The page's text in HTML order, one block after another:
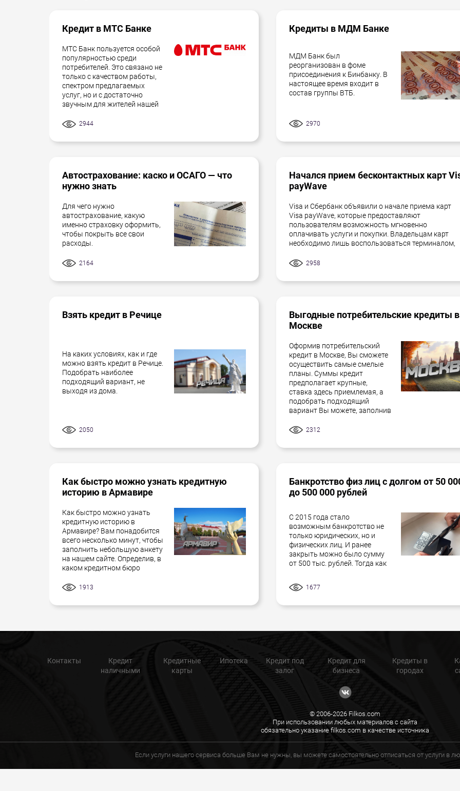
Кредит в МТС Банке
МТС Банк пользуется особой
популярностью среди
потребителей. Это связано не
только с качеством работы,
спектром предлагаемых
услуг, но и с достаточно
звучным для жителей нашей
2944
Кредиты в МДМ Банке
МДМ Банк был
реорганизован в фоме
присоединения к Бинбанку. В
настоящее время входит в
состав группы ВТБ.
2970
Автострахование: каско и ОСАГО — что
нужно знать
Для чего нужно
автострахование, какую
именно страховку оформить,
чтобы покрыть все свои
расходы.
2164
Начался прием бесконтактных карт
payWave
Visa и Сбербанк объявили о начале приема карт
Visa payWave, которые предоставляют
пользователям возможность мгновенно
оплачивать услуги и покупки. Владельцам карт
необходимо лишь воспользоваться терминалом,
2958
Взять кредит в Речице
На каких условиях, как и где
можно взять кредит в Речице.
Подобрать наиболее
подходящий вариант, не
выходя из дома.
2050
Выгодные потребительские кредиты в
Москве
Оформив потребительский
кредит в Москве, Вы сможете
осуществить самые смелые
планы. Суммы кредит
предполагает крупные,
ставка здесь приемлемая, а
подобрать подходящий
вариант Вы можете, заполнив
2312
Как быстро можно узнать кредитную
историю в Армавире
Как быстро можно узнать
кредитную историю в
Армавире? Вам понадобится
всего несколько минут, чтобы
заполнить небольшую анкету
на нашем сайте. Определив, в
каком кредитном бюро
1913
Банкротство физ лиц с долгом от 50
до 500 000 рублей
С 2015 года стало
возможным банкротство не
только юридических, но и
физических лиц. И ранее
закрыть можно было сумму
от 500 тыс. рублей. Тогда как
1677
Контакты
Кредит
наличными
Кредитные
карты
Ипотека
Кредит под
залог
Кредит для
бизнеса
Кредиты в
городах
© 2006-2026 Filkos.com
При использовании любых материалов с сайта
обязательно указание filkos.com в качестве источника
Если услуги нашего сервиса больше Вам не нужны, вы можете самостоятельно отписаться от услуги в